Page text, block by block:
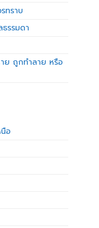
ทราบ
รรมดา
ย ถูกทำลาย หรือ
อ